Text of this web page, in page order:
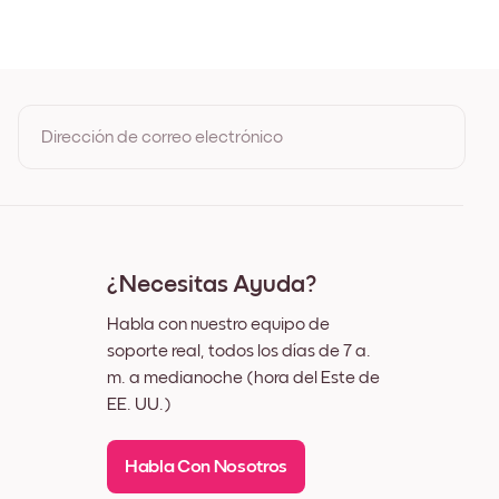
Dirección de correo electrónico
¿Necesitas Ayuda?
Habla con nuestro equipo de
soporte real, todos los días de 7 a.
m. a medianoche (hora del Este de
EE. UU.)
Habla Con Nosotros